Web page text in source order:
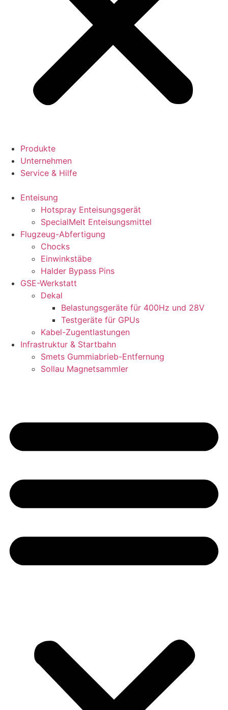
Produkte
Unternehmen
Service & Hilfe
Enteisung
Hotspray Enteisungsgerät
SpecialMelt Enteisungsmittel
Flugzeug-Abfertigung
Chocks
Einwinkstäbe
Halder Bypass Pins
GSE-Werkstatt
Dekal
Belastungsgeräte für 400Hz und 28V
Testgeräte für GPUs
Kabel-Zugentlastungen
Infrastruktur & Startbahn
Smets Gummiabrieb-Entfernung
Sollau Magnetsammler